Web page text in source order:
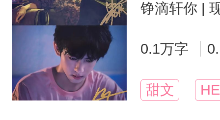
铮滴轩你 |
0.1万字
甜文 HE